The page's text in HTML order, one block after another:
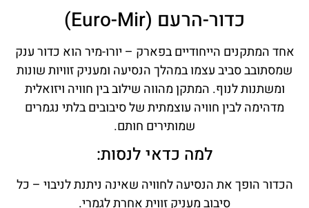
כדור-הרעם (Euro-Mir)
אחד המתקנים הייחודיים בפארק – יורו-מיר הוא כדור ענק
שמסתובב סביב עצמו במהלך הנסיעה ומעניק זוויות שונות
ומשתנות לנוף. המתקן מהווה שילוב בין חוויה ויזואלית
מדהימה לבין חוויה עוצמתית של סיבובים בלתי נגמרים
שמותירים חותם.
למה כדאי לנסות:
הכדור הופך את הנסיעה לחוויה שאינה ניתנת לניבוי – כל
סיבוב מעניק זווית אחרת לגמרי.